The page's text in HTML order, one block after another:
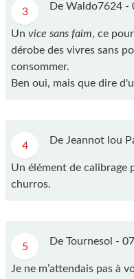
3 De Waldo7624 -
Un vice sans faim, ce
dérobe des vivres sans
consommer.
Ben oui, mais que dire
4 De Jeannot lou
Un élément de calibrage
churros.
5 De Tournesol -
Je ne m’attendais pas à